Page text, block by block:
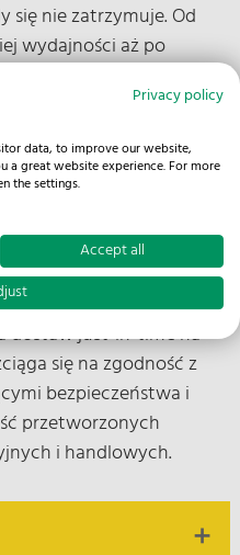
się nie zatrzymuje. Od
wydajności aż po
zawsze musi być
dostaw. Jeśli tak się
Koszty rosną,
jest na całym
logistyka musi
zrozumienie
metalowych.
dostaw just-in-time na
się na zgodność z
bezpieczeństwa i
przetworzonych
i handlowych.
Privacy policy
data, to improve our website,
a great website experience. For more
the settings.
Accept all